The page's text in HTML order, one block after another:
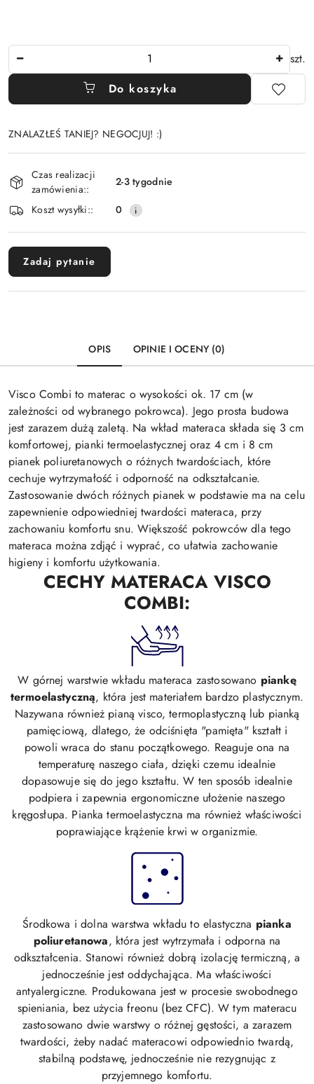
szt.
Do koszyka
ZNALAZŁEŚ TANIEJ? NEGOCJUJ! :)
Dostępność
i
dostawa
Czas realizacji
zamówienia::
2-3 tygodnie
Koszt wysyłki::
0
Zadaj pytanie
OPIS OPINIE I OCENY (0)
Visco Combi to materac o wysokości ok. 17 cm (w
zależności od wybranego pokrowca). Jego prosta budowa
jest zarazem dużą zaletą. Na wkład materaca składa się 3 cm
komfortowej, pianki termoelastycznej oraz 4 cm i 8 cm
pianek poliuretanowych o różnych twardościach, które
cechuje wytrzymałość i odporność na odkształcanie.
Zastosowanie dwóch różnych pianek w podstawie ma na celu
zapewnienie odpowiedniej twardości materaca, przy
zachowaniu komfortu snu. Większość pokrowców dla tego
materaca można zdjąć i wyprać, co ułatwia zachowanie
higieny i komfortu użytkowania.
CECHY MATERACA VISCO
COMBI:
W górnej warstwie wkładu materaca zastosowano piankę
termoelastyczną, która jest materiałem bardzo plastycznym.
Nazywana również pianą visco, termoplastyczną lub pianką
pamięciową, dlatego, że odciśnięta "pamięta" kształt i
powoli wraca do stanu początkowego. Reaguje ona na
temperaturę naszego ciała, dzięki czemu idealnie
dopasowuje się do jego kształtu. W ten sposób idealnie
podpiera i zapewnia ergonomiczne ułożenie naszego
kręgosłupa. Pianka termoelastyczna ma również właściwości
poprawiające krążenie krwi w organizmie.
Środkowa i dolna warstwa wkładu to elastyczna pianka
poliuretanowa, która jest wytrzymała i odporna na
odkształcenia. Stanowi również dobrą izolację termiczną, a
jednocześnie jest oddychająca. Ma właściwości
antyalergiczne. Produkowana jest w procesie swobodnego
spieniania, bez użycia freonu (bez CFC). W tym materacu
zastosowano dwie warstwy o różnej gęstości, a zarazem
twardości, żeby nadać materacowi odpowiednio twardą,
stabilną podstawę, jednocześnie nie rezygnując z
przyjemnego komfortu.